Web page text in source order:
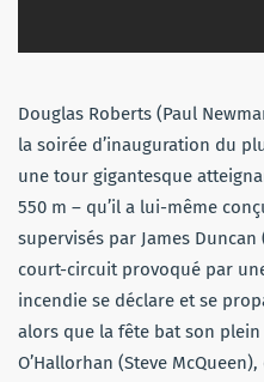
Douglas Roberts (Paul
la soirée d’inauguration du
une tour gigantesque
550 m – qu’il a lui-même
supervisés par James
court-circuit provoqué par
incendie se déclare et se
alors que la fête bat son plein
O’Hallorhan (Steve